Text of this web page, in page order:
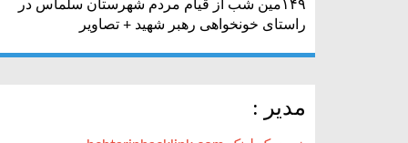
۱۴۹مین شب از قیام مردم شهرستان سلماس در
راستای خونخواهی رهبر شهید + تصاویر
مدیر :